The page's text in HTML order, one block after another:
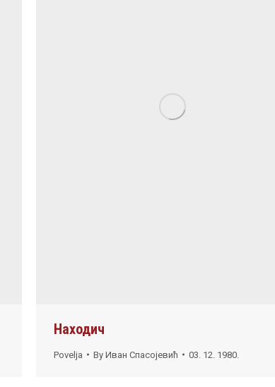
Находич
Povelja By Иван Спасојевић 03. 12. 1980.